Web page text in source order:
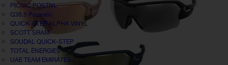
PICNIC POSTNL
Q36.5 Pinarello
QUICK-STEP ALPHA VINYL
SCOTT SRAM
SOUDAL QUICK-STEP
TOTAL ÉNERGIES
UAE TEAM EMIRATES